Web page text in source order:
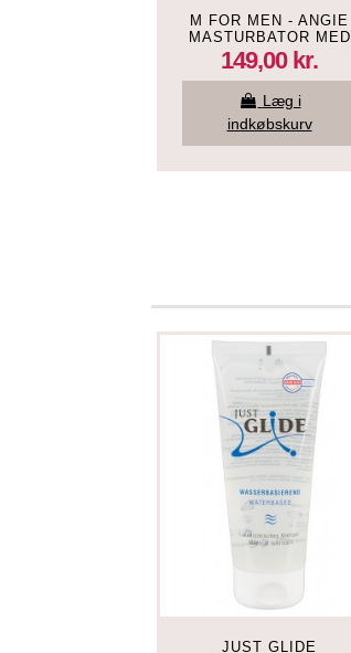
M FOR MEN - ANGIE
MASTURBATOR MED
VIBRATOR - MUND
149,00 kr.
Læg i
indkøbskurv
JUST GLIDE